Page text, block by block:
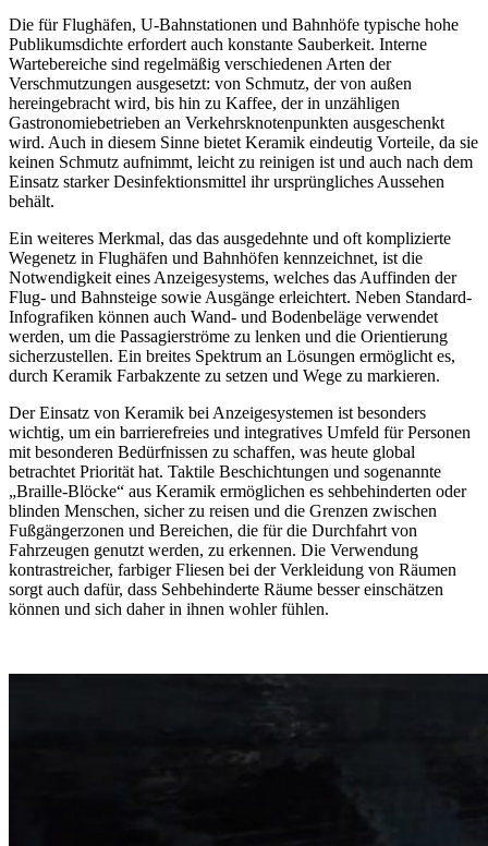
Die für Flughäfen, U-Bahnstationen und Bahnhöfe typische hohe
Publikumsdichte erfordert auch konstante Sauberkeit. Interne
Wartebereiche sind regelmäßig verschiedenen Arten der
Verschmutzungen ausgesetzt: von Schmutz, der von außen
hereingebracht wird, bis hin zu Kaffee, der in unzähligen
Gastronomiebetrieben an Verkehrsknotenpunkten ausgeschenkt
wird. Auch in diesem Sinne bietet Keramik eindeutig Vorteile, da sie
keinen Schmutz aufnimmt, leicht zu reinigen ist und auch nach dem
Einsatz starker Desinfektionsmittel ihr ursprüngliches Aussehen
behält.
Ein weiteres Merkmal, das das ausgedehnte und oft komplizierte
Wegenetz in Flughäfen und Bahnhöfen kennzeichnet, ist die
Notwendigkeit eines Anzeigesystems, welches das Auffinden der
Flug- und Bahnsteige sowie Ausgänge erleichtert. Neben Standard-
Infografiken können auch Wand- und Bodenbeläge verwendet
werden, um die Passagierströme zu lenken und die Orientierung
sicherzustellen. Ein breites Spektrum an Lösungen ermöglicht es,
durch Keramik Farbakzente zu setzen und Wege zu markieren.
Der Einsatz von Keramik bei Anzeigesystemen ist besonders
wichtig, um ein barrierefreies und integratives Umfeld für Personen
mit besonderen Bedürfnissen zu schaffen, was heute global
betrachtet Priorität hat. Taktile Beschichtungen und sogenannte
„Braille-Blöcke“ aus Keramik ermöglichen es sehbehinderten oder
blinden Menschen, sicher zu reisen und die Grenzen zwischen
Fußgängerzonen und Bereichen, die für die Durchfahrt von
Fahrzeugen genutzt werden, zu erkennen. Die Verwendung
kontrastreicher, farbiger Fliesen bei der Verkleidung von Räumen
sorgt auch dafür, dass Sehbehinderte Räume besser einschätzen
können und sich daher in ihnen wohler fühlen.